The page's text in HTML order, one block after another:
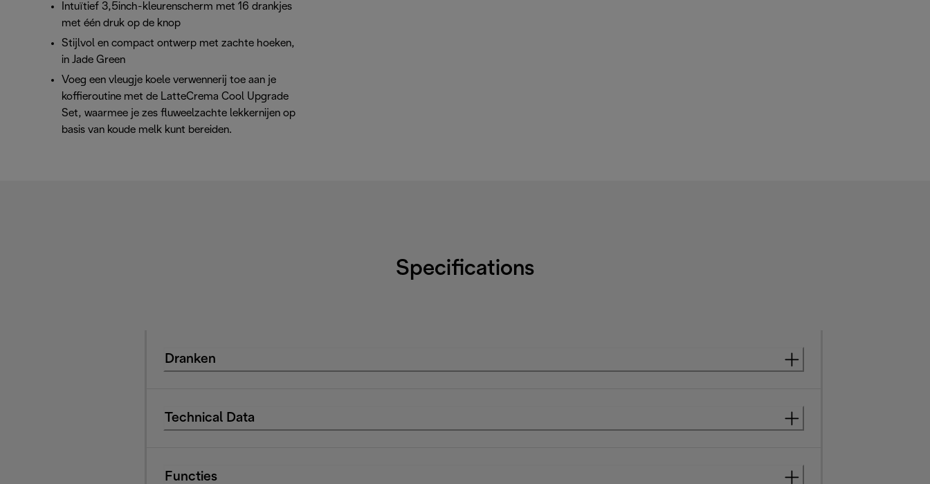
Intuïtief 3,5inch-kleurenscherm met 16 drankjes
met één druk op de knop
Stijlvol en compact ontwerp met zachte hoeken,
in Jade Green
Voeg een vleugje koele verwennerij toe aan je
koffieroutine met de LatteCrema Cool Upgrade
Set, waarmee je zes fluweelzachte lekkernijen op
basis van koude melk kunt bereiden.
Specifications
Dranken
Technical Data
Functies